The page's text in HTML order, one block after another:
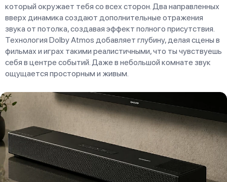
который окружает тебя со всех сторон. Два направленных
вверх динамика создают дополнительные отражения
звука от потолка, создавая эффект полного присутствия.
Технология Dolby Atmos добавляет глубину, делая сцены в
фильмах и играх такими реалистичными, что ты чувствуешь
себя в центре событий. Даже в небольшой комнате звук
ощущается просторным и живым.